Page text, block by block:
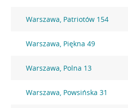
Warszawa, Patriotów 154
Warszawa, Piękna 49
Warszawa, Polna 13
Warszawa, Powsińska 31